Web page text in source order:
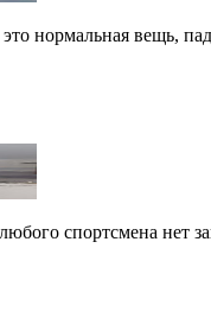
нормальная вещь,
спортсмена нет